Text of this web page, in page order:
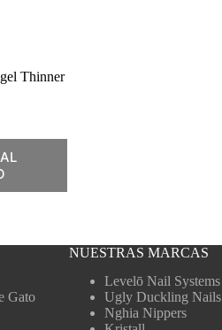
Thinner
Gato
NUESTRAS MARCAS
Levelō Nail Systems
Ugly Duckling Nails
Nghia Nippers